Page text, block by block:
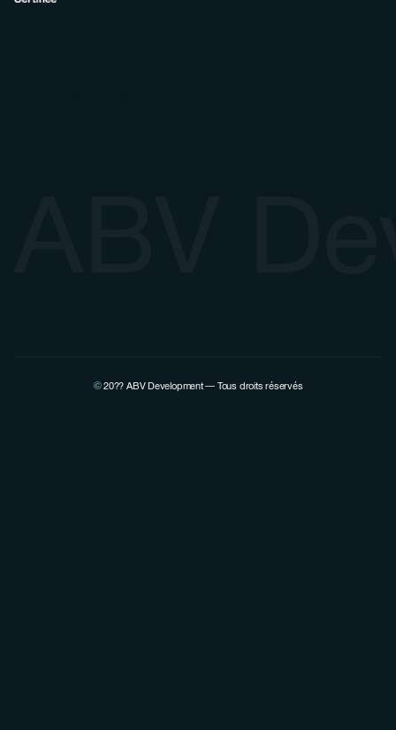
© 20?? ABV Development — Tous droits réservés